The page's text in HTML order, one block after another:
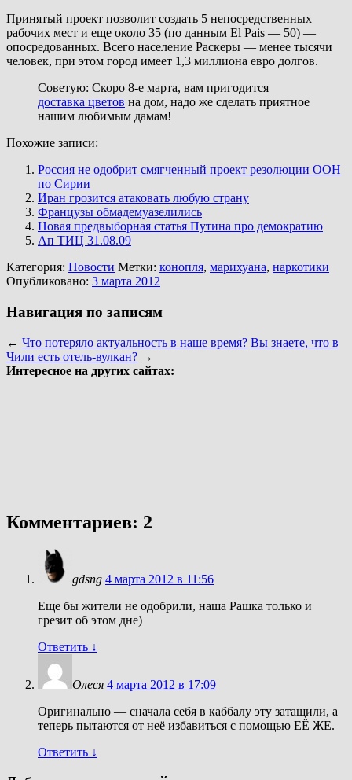
Принятый проект позволит создать 5 непосредственных
рабочих мест и еще около 35 (по данным El Pais — 50) —
опосредованных. Всего население Раскеры — менее тысячи
человек, при этом город имеет 1,3 миллиона евро долгов.
Советую: Скоро 8-е марта, вам пригодится
доставка цветов на дом, надо же сделать приятное
нашим любимым дамам!
Похожие записи:
Россия не одобрит смягченный проект резолюции ООН
по Сирии
Иран грозится атаковать любую страну
Французы обмадемуазелились
Новая предвыборная статья Путина про демократию
Ап ТИЦ 31.08.09
Категория: Новости Метки: конопля, марихуана, наркотики
Опубликовано: 3 марта 2012
Навигация по записям
← Что потеряло актуальность в наше время? Вы знаете, что в
Чили есть отель-вулкан? →
Интересное на других сайтах:
Комментариев: 2
gdsng 4 марта 2012 в 11:56
Еще бы жители не одобрили, наша Рашка только и
грезит об этом дне)
Ответить ↓
Олеся 4 марта 2012 в 17:09
Оригинально — сначала себя в каббалу эту затащили, а
теперь пытаются от неё избавиться с помощью ЕЁ ЖЕ.
Ответить ↓